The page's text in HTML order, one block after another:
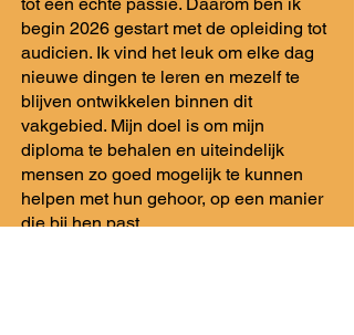
begin 2026 gestart met de opleiding tot
audicien. Ik vind het leuk om elke dag
nieuwe dingen te leren en mezelf te
blijven ontwikkelen binnen dit
vakgebied. Mijn doel is om mijn
diploma te behalen en uiteindelijk
mensen zo goed mogelijk te kunnen
helpen met hun gehoor, op een manier
die bij hen past.